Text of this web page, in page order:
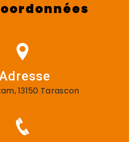
13150 Tarascon